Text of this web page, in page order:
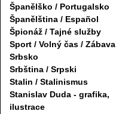
Španělško / Portugalsko
Španělština / Español
Špionáž / Tajné služby
Sport / Volný čas / Zábava
Srbsko
Srbština / Srpski
Stalin / Stalinismus
Stanislav Duda - grafika,
ilustrace